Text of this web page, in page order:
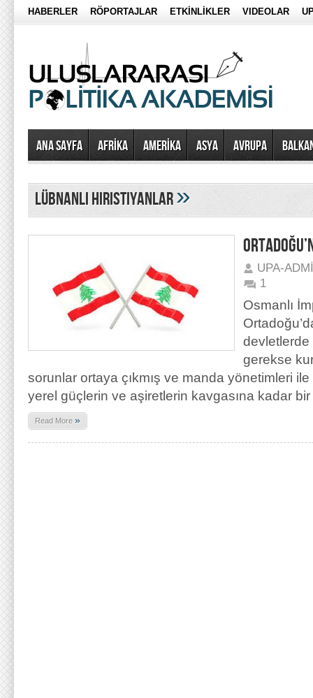
HABERLER RÖPORTAJLAR ETKİNLİKLER VIDEOLAR
Ana Sayfa AFRİKA AMERİKA ASYA AVRUPA
lübnanlı hıristiyanlar»
UPA-
1
Osmanlı
gerekse
sorunlar ortaya çıkmış ve manda yönetimleri
yerel güçlerin ve aşiretlerin kavgasına kadar
Read More »